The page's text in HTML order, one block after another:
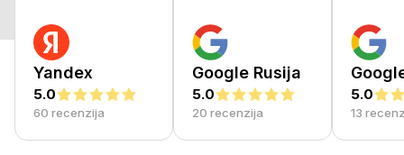
Yandex
5.0
60 recenzija
Google Rusija
5.0
20 recenzija
5.0
13